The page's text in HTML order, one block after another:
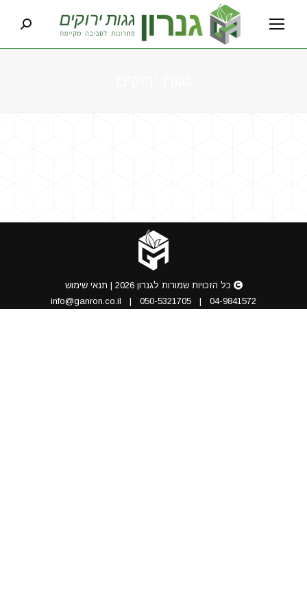
כל הזכויות שמורות לגנרון 2026 |
תנאי שימוש
04-9841572
|
050-5321705
|
info@ganron.co.il